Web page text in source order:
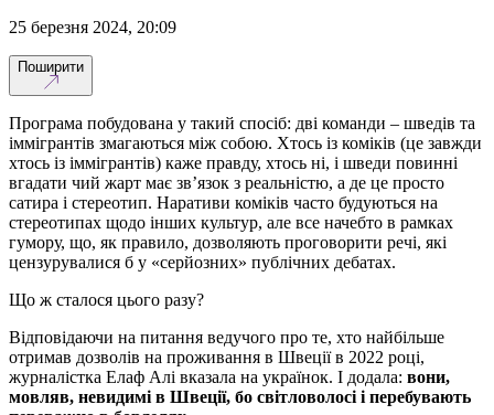
25 березня 2024, 20:09
Поширити
Програма побудована у такий спосіб: дві команди – шведів та
іммігрантів змагаються між собою. Хтось із коміків (це завжди
хтось із іммігрантів) каже правду, хтось ні, і шведи повинні
вгадати чий жарт має зв’язок з реальністю, а де це просто
сатира і стереотип. Наративи коміків часто будуються на
стереотипах щодо інших культур, але все начебто в рамках
гумору, що, як правило, дозволяють проговорити речі, які
цензурувалися б у «серйозних» публічних дебатах.
Що ж сталося цього разу?
Відповідаючи на питання ведучого про те, хто найбільше
отримав дозволів на проживання в Швеції в 2022 році,
журналістка Елаф Алі вказала на українок. І додала: вони,
мовляв, невидимі в Швеції, бо світловолосі і перебувають